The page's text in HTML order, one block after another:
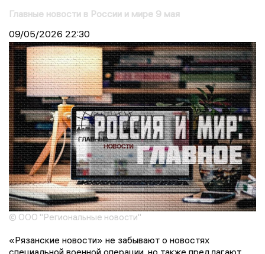
Главные новости в России и мире 9 мая
09/05/2026 22:30
© ООО "Региональные новости"
«Рязанские новости» не забывают о новостях
специальной военной операции, но также предлагают